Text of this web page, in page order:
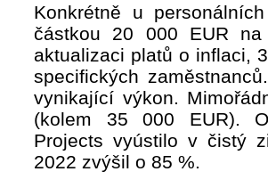
Konkrétně u
částkou 20 000 EUR na
aktualizaci platů o inflaci,
specifických
vynikající výkon.
(kolem 35 000 EUR).
Projects vyústilo v čistý
2022 zvýšil o 85 %.